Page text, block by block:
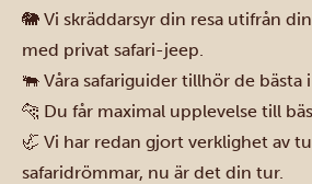
🐘 Vi skräddarsyr din resa utifrån
med privat safari-jeep.
🐃 Våra safariguider tillhör de bästa i
🐆 Du får maximal upplevelse till
🦏 Vi har redan gjort verklighet av
safaridrömmar, nu är det din tur.